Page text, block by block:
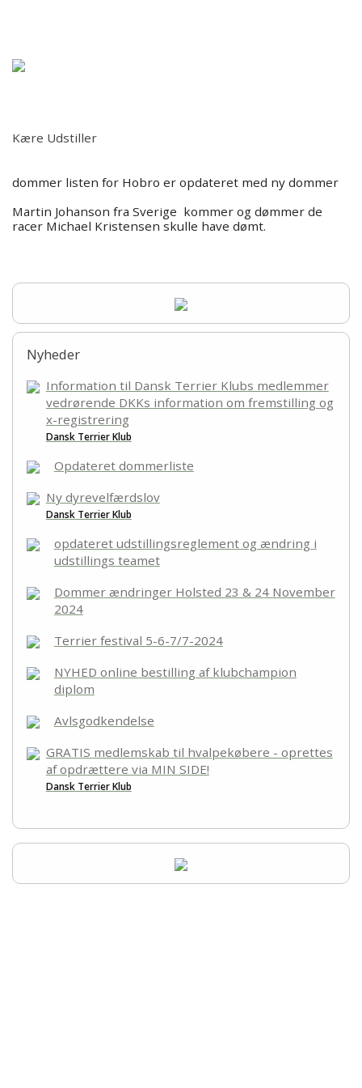
Forside
Udstillinger 2026
Udstillinger/Shows 2026
Resultater/BIS
Billeder
Kontakt
Kære Udstiller
dommer listen for Hobro er opdateret med ny dommer
Martin Johanson fra Sverige kommer og dømmer de
racer Michael Kristensen skulle have dømt.
Nyheder
Information til Dansk Terrier Klubs medlemmer
vedrørende DKKs information om fremstilling og
x-registrering
Dansk Terrier Klub
Opdateret dommerliste
Ny dyrevelfærdslov
Dansk Terrier Klub
opdateret udstillingsreglement og ændring i
udstillings teamet
Dommer ændringer Holsted 23 & 24 November
2024
Terrier festival 5-6-7/7-2024
NYHED online bestilling af klubchampion
diplom
Avlsgodkendelse
GRATIS medlemskab til hvalpekøbere - oprettes
af opdrættere via MIN SIDE!
Dansk Terrier Klub